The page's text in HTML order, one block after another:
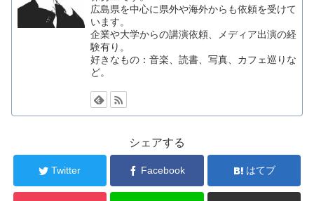
広島県を中心に県外や海外からも依頼を受けて
います。
企業や大学からの講演依頼、メディア出演の経
験有り。
好きなもの：音楽、読書、写真、カフェ巡りな
ど。
シェアする
Twitter Facebook はてブ